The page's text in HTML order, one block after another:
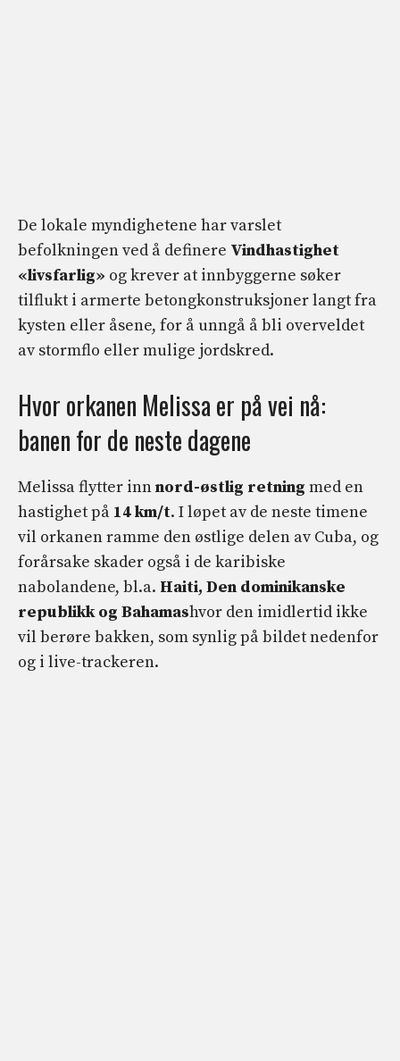
De lokale myndighetene har varslet
befolkningen ved å definere Vindhastighet
«livsfarlig» og krever at innbyggerne søker
tilflukt i armerte betongkonstruksjoner langt fra
kysten eller åsene, for å unngå å bli overveldet
av stormflo eller mulige jordskred.
Hvor orkanen Melissa er på vei nå:
banen for de neste dagene
Melissa flytter innnord-østlig retning med en
hastighet på 14 km/t. I løpet av de neste timene
vil orkanen ramme den østlige delen av Cuba, og
forårsake skader også i de karibiske
nabolandene, bl.a. Haiti, Den dominikanske
republikk og Bahamashvor den imidlertid ikke
vil berøre bakken, som synlig på bildet nedenfor
og i live-trackeren.